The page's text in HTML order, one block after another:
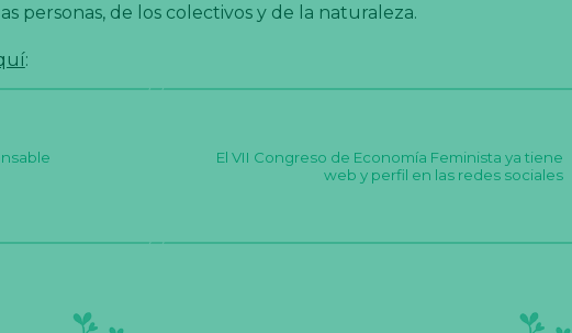
personas, de los colectivos y de la naturaleza.
:
El VII Congreso de Economía Feminista ya tiene
web y perfil en las redes sociales